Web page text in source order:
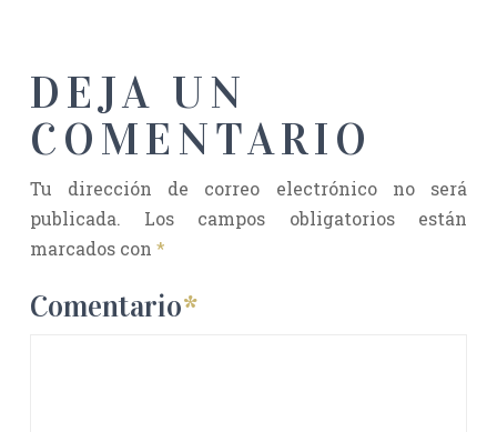
DEJA UN
COMENTARIO
Tu dirección de correo electrónico no será
publicada.
Los campos obligatorios están
marcados con *
Comentario*